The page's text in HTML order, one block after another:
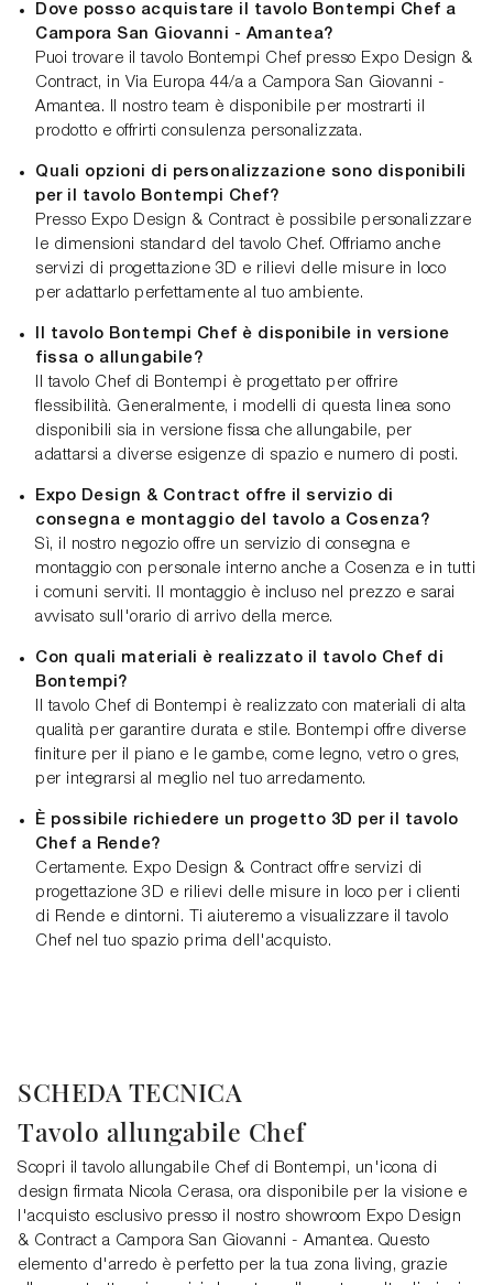
Dove posso acquistare il tavolo Bontempi Chef a
Campora San Giovanni - Amantea?
Puoi trovare il tavolo Bontempi Chef presso Expo Design &
Contract, in Via Europa 44/a a Campora San Giovanni -
Amantea. Il nostro team è disponibile per mostrarti il
prodotto e offrirti consulenza personalizzata.
Quali opzioni di personalizzazione sono disponibili
per il tavolo Bontempi Chef?
Presso Expo Design & Contract è possibile personalizzare
le dimensioni standard del tavolo Chef. Offriamo anche
servizi di progettazione 3D e rilievi delle misure in loco
per adattarlo perfettamente al tuo ambiente.
Il tavolo Bontempi Chef è disponibile in versione
fissa o allungabile?
Il tavolo Chef di Bontempi è progettato per offrire
flessibilità. Generalmente, i modelli di questa linea sono
disponibili sia in versione fissa che allungabile, per
adattarsi a diverse esigenze di spazio e numero di posti.
Expo Design & Contract offre il servizio di
consegna e montaggio del tavolo a Cosenza?
Sì, il nostro negozio offre un servizio di consegna e
montaggio con personale interno anche a Cosenza e in tutti
i comuni serviti. Il montaggio è incluso nel prezzo e sarai
avvisato sull'orario di arrivo della merce.
Con quali materiali è realizzato il tavolo Chef di
Bontempi?
Il tavolo Chef di Bontempi è realizzato con materiali di alta
qualità per garantire durata e stile. Bontempi offre diverse
finiture per il piano e le gambe, come legno, vetro o gres,
per integrarsi al meglio nel tuo arredamento.
È possibile richiedere un progetto 3D per il tavolo
Chef a Rende?
Certamente. Expo Design & Contract offre servizi di
progettazione 3D e rilievi delle misure in loco per i clienti
di Rende e dintorni. Ti aiuteremo a visualizzare il tavolo
Chef nel tuo spazio prima dell'acquisto.
SCHEDA TECNICA
Tavolo allungabile Chef
Scopri il tavolo allungabile Chef di Bontempi, un'icona di
design firmata Nicola Cerasa, ora disponibile per la visione e
l'acquisto esclusivo presso il nostro showroom Expo Design
& Contract a Campora San Giovanni - Amantea. Questo
elemento d'arredo è perfetto per la tua zona living, grazie